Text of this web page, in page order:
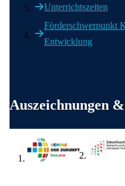
Unterrichtszeiten
Förderschwerpunkt
Entwicklung
Auszeichnungen